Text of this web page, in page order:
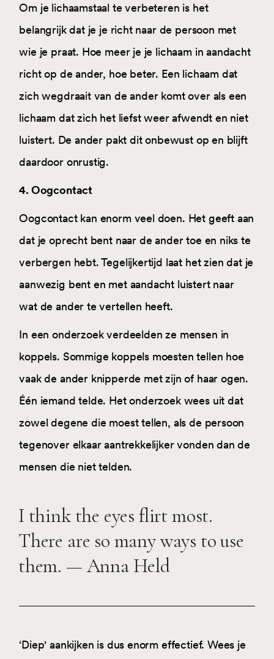
Om je lichaamstaal te verbeteren is het
belangrijk dat je je richt naar de persoon met
wie je praat. Hoe meer je je lichaam in aandacht
richt op de ander, hoe beter. Een lichaam dat
zich wegdraait van de ander komt over als een
lichaam dat zich het liefst weer afwendt en niet
luistert. De ander pakt dit onbewust op en blijft
daardoor onrustig.
4. Oogcontact
Oogcontact kan enorm veel doen. Het geeft aan
dat je oprecht bent naar de ander toe en niks te
verbergen hebt. Tegelijkertijd laat het zien dat je
aanwezig bent en met aandacht luistert naar
wat de ander te vertellen heeft.
In een onderzoek verdeelden ze mensen in
koppels. Sommige koppels moesten tellen hoe
vaak de ander knipperde met zijn of haar ogen.
Één iemand telde. Het onderzoek wees uit dat
zowel degene die moest tellen, als de persoon
tegenover elkaar aantrekkelijker vonden dan de
mensen die niet telden.
I think the eyes flirt most.
There are so many ways to use
them. — Anna Held
‘Diep' aankijken is dus enorm effectief. Wees je